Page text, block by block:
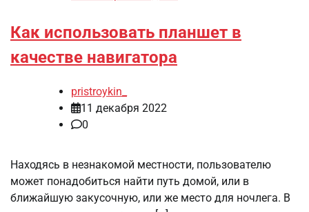
Как использовать планшет в
качестве навигатора
pristroykin_
11 декабря 2022
0
Находясь в незнакомой местности, пользователю
может понадобиться найти путь домой, или в
ближайшую закусочную, или же место для ночлега. В